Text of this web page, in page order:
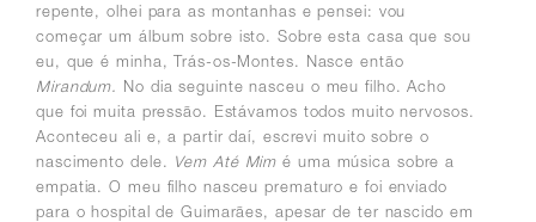
repente, olhei para as montanhas e pensei: vou
começar um álbum sobre isto. Sobre esta casa que sou
eu, que é minha, Trás-os-Montes. Nasce então
Mirandum. No dia seguinte nasceu o meu filho. Acho
que foi muita pressão. Estávamos todos muito nervosos.
Aconteceu ali e, a partir daí, escrevi muito sobre o
nascimento dele. Vem Até Mimé uma música sobre a
empatia. O meu filho nasceu prematuro e foi enviado
para o hospital de Guimarães, apesar de ter nascido em